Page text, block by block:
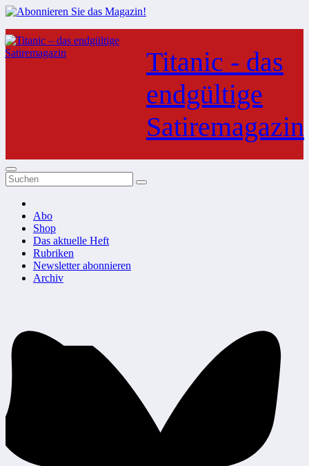
Zum
Inhalt
springen
Titanic - das
endgültige
Satiremagazin
Abo
Shop
Das aktuelle Heft
Rubriken
Newsletter abonnieren
Archiv